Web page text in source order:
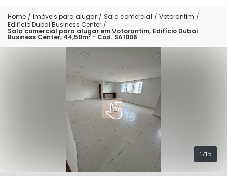
Home / Imóveis para alugar / Sala comercial / Votorantim /
Edifício Dubai Business Center /
Sala comercial para alugar em Votorantim, Edifício Dubai
Business Center, 44,50m² - Cód. SA1006
1/15